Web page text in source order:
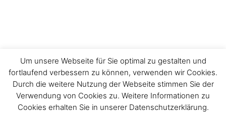
Impressum
Um unsere Webseite für Sie optimal zu gestalten und
fortlaufend verbessern zu können, verwenden wir Cookies.
Durch die weitere Nutzung der Webseite stimmen Sie der
Verwendung von Cookies zu. Weitere Informationen zu
Cookies erhalten Sie in unserer Datenschutzerklärung.